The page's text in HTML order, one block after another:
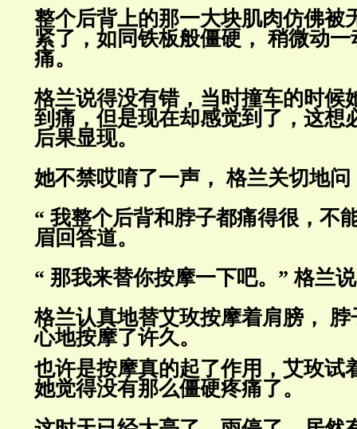
整个后背上的那一大块肌肉仿佛被
紧了，如同铁板般僵硬， 稍微动
痛。
格兰说得没有错，当时撞车的时候
到痛，但是现在却感觉到了，这想
后果显现。
她不禁哎唷了一声， 格兰关切地问
“ 我整个后背和脖子都痛得很，不
眉回答道。
“ 那我来替你按摩一下吧。” 格兰
格兰认真地替艾玫按摩着肩膀，
心地按摩了许久。
也许是按摩真的起了作用，艾玫试
她觉得没有那么僵硬疼痛了。